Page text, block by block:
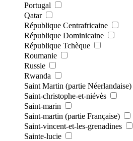
Portugal
Qatar
République Centrafricaine
République Dominicaine
République Tchèque
Roumanie
Russie
Rwanda
Saint Martin (partie Néerlandaise)
Saint-christophe-et-niévès
Saint-marin
Saint-martin (partie Française)
Saint-vincent-et-les-grenadines
Sainte-lucie